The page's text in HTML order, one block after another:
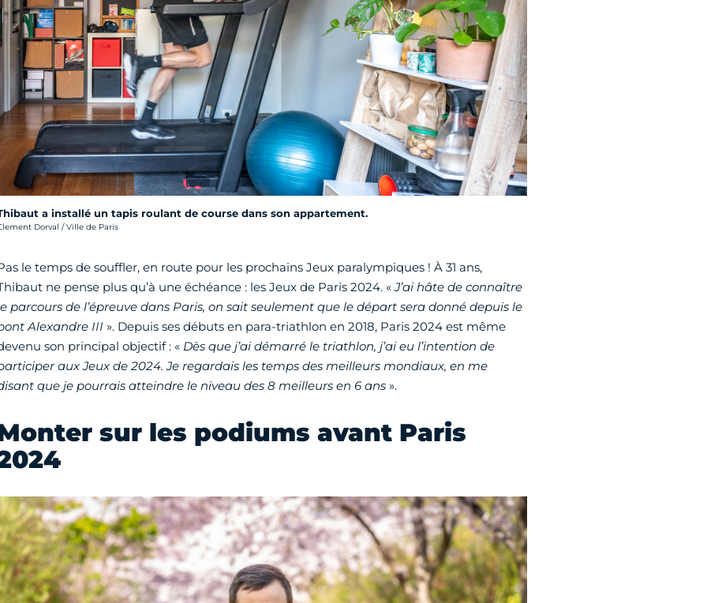
a installé un tapis roulant de course dans son appartement.
photo :
Dorval / Ville de Paris
le temps de souffler, en route pour les prochains Jeux paralympiques ! À 31 ans,
ne pense plus qu’à une échéance : les Jeux de Paris 2024. «J’ai hâte de connaître
parcours de l’épreuve dans Paris, on sait seulement que le départ sera donné depuis le
Alexandre III ». Depuis ses débuts en para-triathlon en 2018, Paris 2024 est même
son principal objectif : « Dès que j’ai démarré le triathlon, j’ai eu l’intention de
aux Jeux de 2024. Je regardais les temps des meilleurs mondiaux, en me
que je pourrais atteindre le niveau des 8 meilleurs en 6 ans».
sur les podiums avant Paris